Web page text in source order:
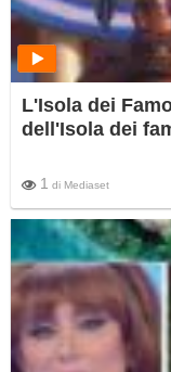
L'Isola dei
dell'Isola dei
1 di Mediaset